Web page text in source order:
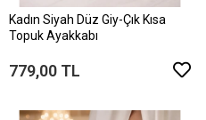
Kadın Siyah Düz Giy-Çık Kısa
Topuk Ayakkabı
779,00 TL